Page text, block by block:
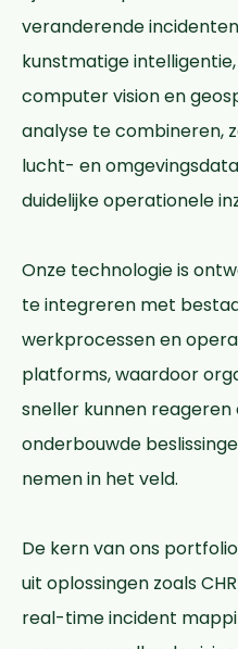
veranderende
kunstmatige intelligentie,
computer vision en
analyse te combineren,
lucht- en
duidelijke operationele
Onze technologie is
te integreren met
werkprocessen en
platforms, waardoor
sneller kunnen
onderbouwde
nemen in het veld.
De kern van ons
uit oplossingen zoals
real-time incident